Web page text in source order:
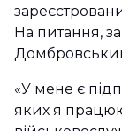
На питання,
«У мене є
яких я